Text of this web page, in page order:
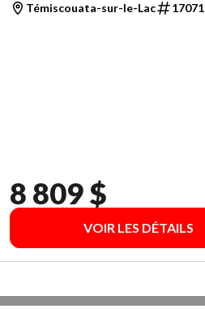
Témiscouata-sur-le-Lac 17071
8 809 $
VOIR LES DÉTAILS